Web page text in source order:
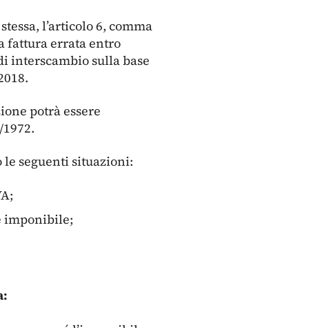
l’articolo 6, comma
fattura errata entro
interscambio sulla base
potrà essere
seguenti situazioni:
imponibile;